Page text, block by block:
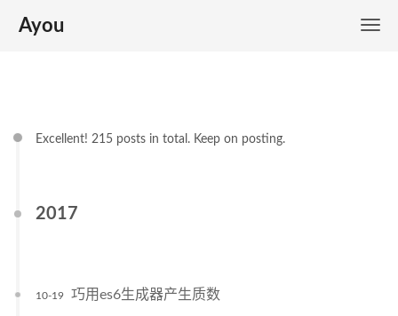
Ayou
Excellent! 215 posts in total. Keep on posting.
2017
巧用es6生成器产生质数
10-19